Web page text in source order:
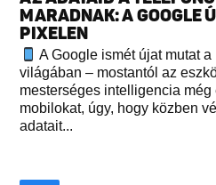
MARADNAK: A GOOGLE
PIXELEN
A Google ismét újat mutat
világában – mostantól az
mesterséges intelligencia még
mobilokat, úgy, hogy közben
adatait...